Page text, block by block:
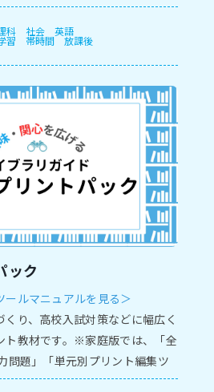
科 社会 英語
習 帯時間 放課後
ック
ルマニュアルを見る＞
り、高校入試対策などに幅広く
ト教材です。※家庭版では、「全
問題」「単元別プリント編集ツ
けません。